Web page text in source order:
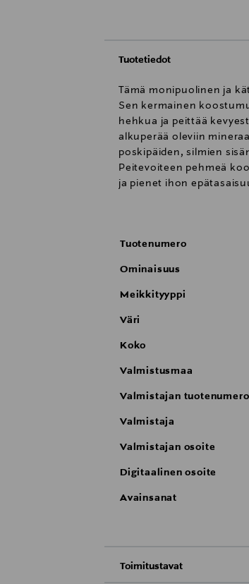
Tuotetiedot
Tämä monipuolinen ja
Sen kermainen
hehkua ja peittää
alkuperää oleviin
poskipäiden, silmien
Peitevoiteen pehmeä
ja pienet ihon
korostustuotetta
asettamaan puikon
Tuotenumero
Ominaisuus
Meikkityyppi
Väri
Koko
Valmistusmaa
Valmistajan tuotenumero
Valmistaja
Valmistajan osoite
Digitaalinen osoite
Avainsanat
Toimitustavat